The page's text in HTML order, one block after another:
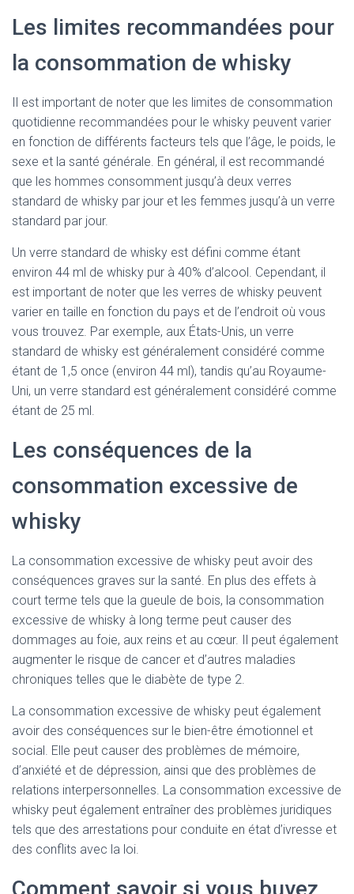
Les limites recommandées pour
la consommation de whisky
Il est important de noter que les limites de consommation
quotidienne recommandées pour le whisky peuvent varier
en fonction de différents facteurs tels que l’âge, le poids, le
sexe et la santé générale. En général, il est recommandé
que les hommes consomment jusqu’à deux verres
standard de whisky par jour et les femmes jusqu’à un verre
standard par jour.
Un verre standard de whisky est défini comme étant
environ 44 ml de whisky pur à 40% d’alcool. Cependant, il
est important de noter que les verres de whisky peuvent
varier en taille en fonction du pays et de l’endroit où vous
vous trouvez. Par exemple, aux États-Unis, un verre
standard de whisky est généralement considéré comme
étant de 1,5 once (environ 44 ml), tandis qu’au Royaume-
Uni, un verre standard est généralement considéré comme
étant de 25 ml.
Les conséquences de la
consommation excessive de
whisky
La consommation excessive de whisky peut avoir des
conséquences graves sur la santé. En plus des effets à
court terme tels que la gueule de bois, la consommation
excessive de whisky à long terme peut causer des
dommages au foie, aux reins et au cœur. Il peut également
augmenter le risque de cancer et d’autres maladies
chroniques telles que le diabète de type 2.
La consommation excessive de whisky peut également
avoir des conséquences sur le bien-être émotionnel et
social. Elle peut causer des problèmes de mémoire,
d’anxiété et de dépression, ainsi que des problèmes de
relations interpersonnelles. La consommation excessive de
whisky peut également entraîner des problèmes juridiques
tels que des arrestations pour conduite en état d’ivresse et
des conflits avec la loi.